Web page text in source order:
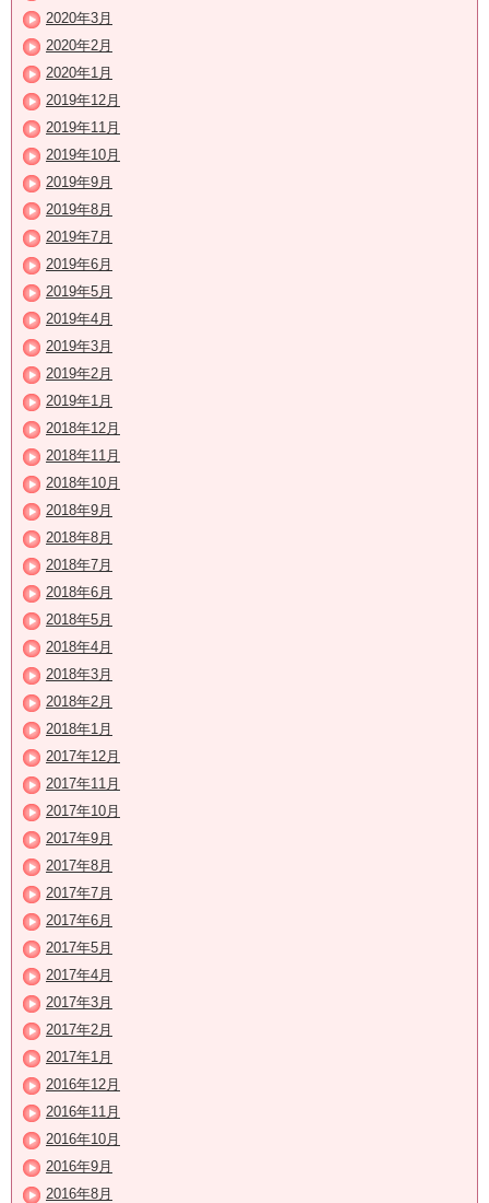
2020年3月
2020年2月
2020年1月
2019年12月
2019年11月
2019年10月
2019年9月
2019年8月
2019年7月
2019年6月
2019年5月
2019年4月
2019年3月
2019年2月
2019年1月
2018年12月
2018年11月
2018年10月
2018年9月
2018年8月
2018年7月
2018年6月
2018年5月
2018年4月
2018年3月
2018年2月
2018年1月
2017年12月
2017年11月
2017年10月
2017年9月
2017年8月
2017年7月
2017年6月
2017年5月
2017年4月
2017年3月
2017年2月
2017年1月
2016年12月
2016年11月
2016年10月
2016年9月
2016年8月